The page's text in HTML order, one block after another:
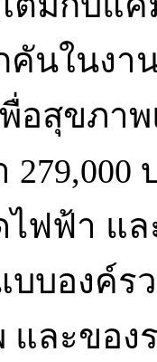
คันในงา
อสุขภา
ฟฟ้า แล
บบองค์ร
และของ